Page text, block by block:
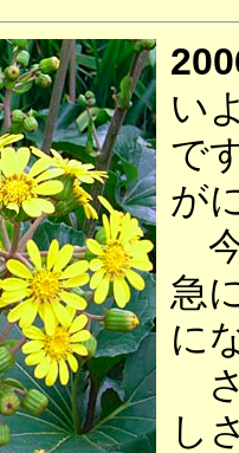
い
で
が
急
に
さ
し